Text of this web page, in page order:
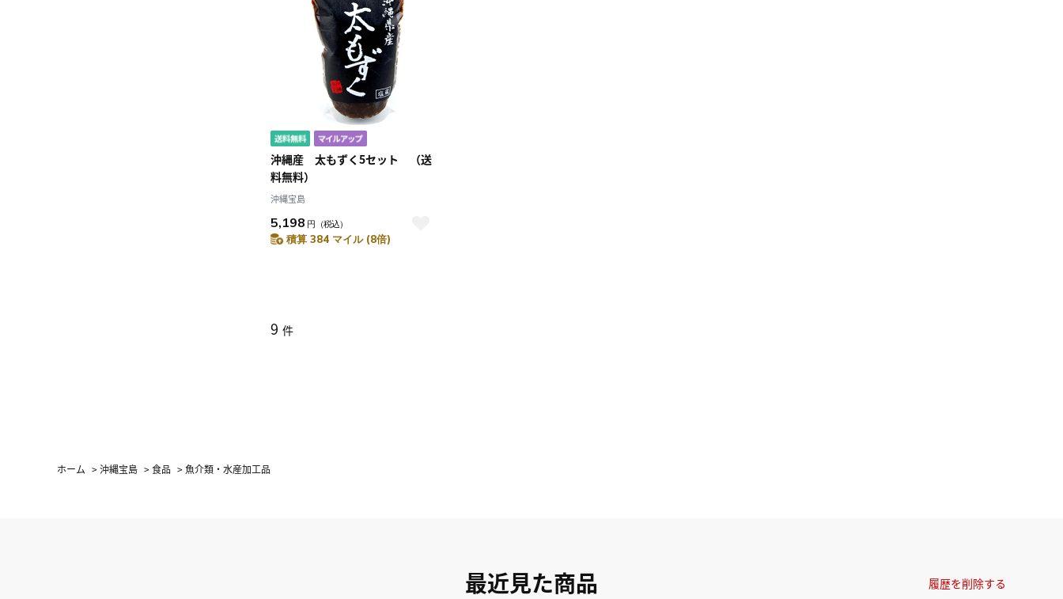
沖縄産 太もずく5セット （送
料無料）
沖縄宝島
5,198 円 （税込）
積算 384 マイル (8倍)
9 件
ホーム >沖縄宝島 >食品 >魚介類・水産加工品
最近見た商品 履歴を削除する